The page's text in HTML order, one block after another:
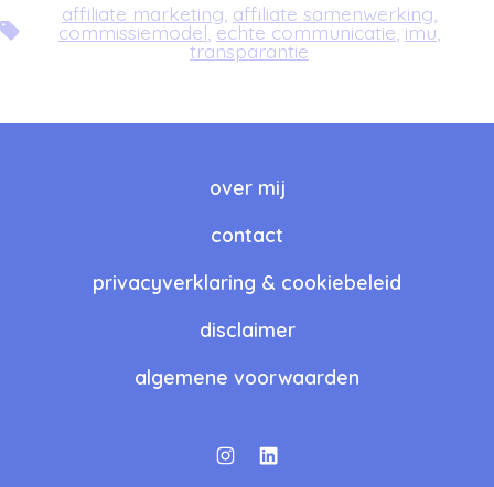
Tags
affiliate marketing affiliate samenwerking
commissiemodel ,echte communicatie imu
transparantie
over mij
contact
privacyverklaring & cookiebeleid
disclaimer
algemene voorwaarden
OpenOpen